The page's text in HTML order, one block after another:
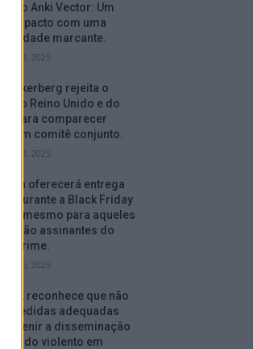
do Anki Vector: Um
compacto com uma
marcante.
18, 2025
Zuckerberg rejeita o
do Reino Unido e do
para comparecer
um comitê conjunto.
18, 2025
oferecerá entrega
durante a Black Friday
mesmo para aqueles
são assinantes do
Prime.
16, 2025
reconhece que não
medidas adequadas
prevenir a disseminação
violento em